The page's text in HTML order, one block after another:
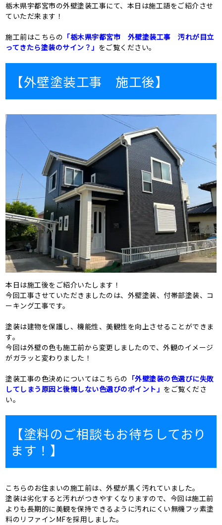
栃木県宇都宮市の外壁塗装工事にて、本日は施工語をご紹介させ
ていただ来ます！
施工前はこちらの 「栃木県宇都宮市 外壁塗装工事 汚れが目立
ってきたら塗装のサイン？」 をご覧ください。
【外壁塗装工事 施工後】
本日は施工後をご紹介いたします！
今回工事させていただきましたのは、外壁塗装、付帯部塗装、コ
ーキング工事です。
塗装は建物を保護し、機能性、美観性を向上させることができま
す。
今回は外壁の色も施工前から変更しましたので、外観のイメージ
がガラッと変わりました！
塗装工事の色決めについてはこちらの 「外壁塗装の色選びに失敗
してしまう原因と後悔しない色選びのポイント」 をご覧くださ
い。
【塗料のご相談もお待ちしており
ます！】
こちらのお住まいの施工前は、外壁が黒く汚れていました。
塗装は劣化すると汚れがつきやすくなりますので、今回は施工前
よりも長期的に美観を保持できるように汚れにくい無機フッ素塗
料のリファインMFを採用しました。